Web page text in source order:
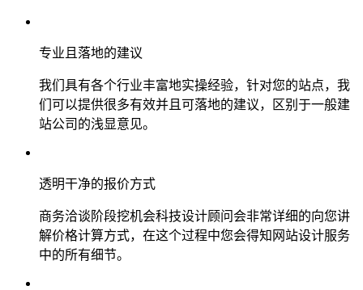
专业且落地的建议
我们具有各个行业丰富地实操经验，针对您的站点，我
们可以提供很多有效并且可落地的建议，区别于一般建
站公司的浅显意见。
透明干净的报价方式
商务洽谈阶段挖机会科技设计顾问会非常详细的向您讲
解价格计算方式，在这个过程中您会得知网站设计服务
中的所有细节。